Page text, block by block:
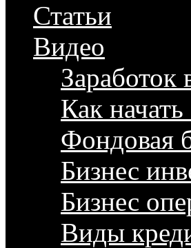
Статьи
Видео
Заработок
Как
Фондовая
Бизнес
Бизнес
Виды